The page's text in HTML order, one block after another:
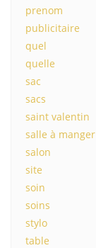
prenom
publicitaire
quel
quelle
sac
sacs
saint valentin
salle à manger
salon
site
soin
soins
stylo
table